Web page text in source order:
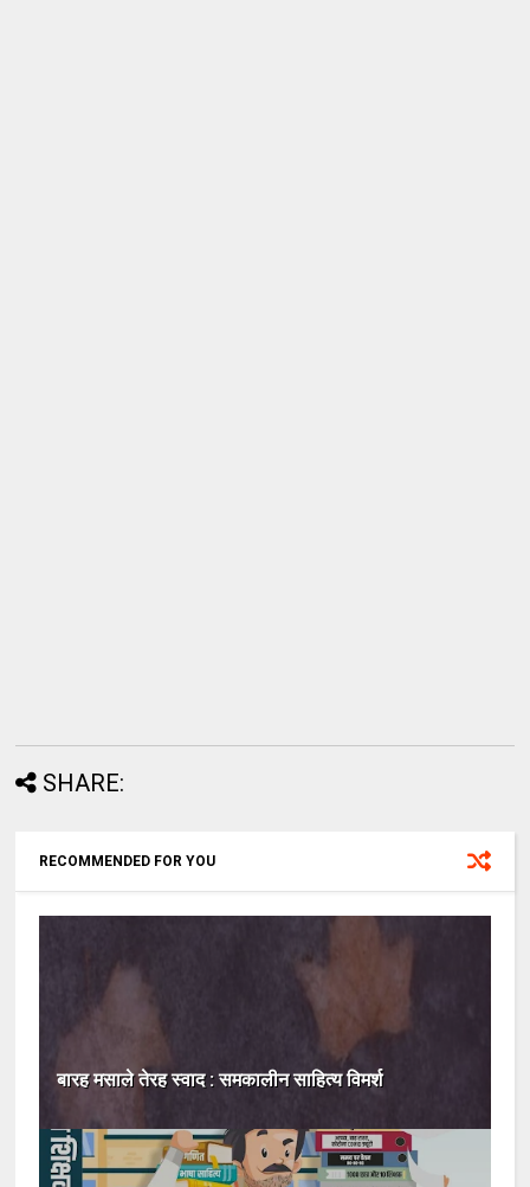
SHARE:
RECOMMENDED FOR YOU
बारह मसाले तेरह स्वाद : समकालीन साहित्य विमर्श